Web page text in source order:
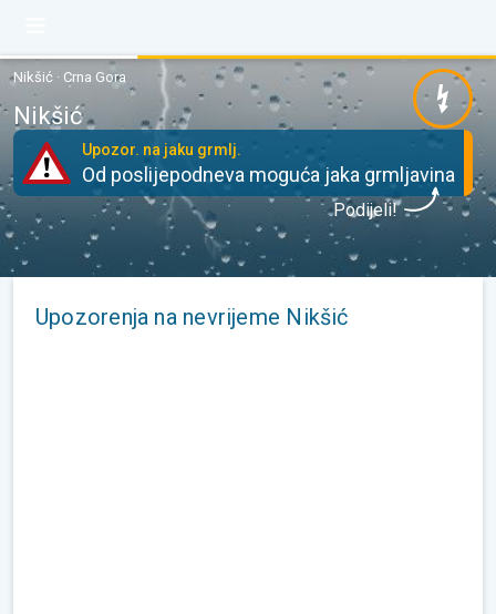
Nikšić · Crna Gora
Nikšić
Upozor. na jaku grmlj.
Od poslijepodneva moguća jaka grmljavina
Podijeli!
Upozorenja na nevrijeme Nikšić